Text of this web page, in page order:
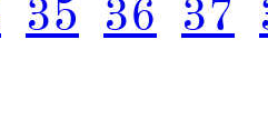
35 36 37